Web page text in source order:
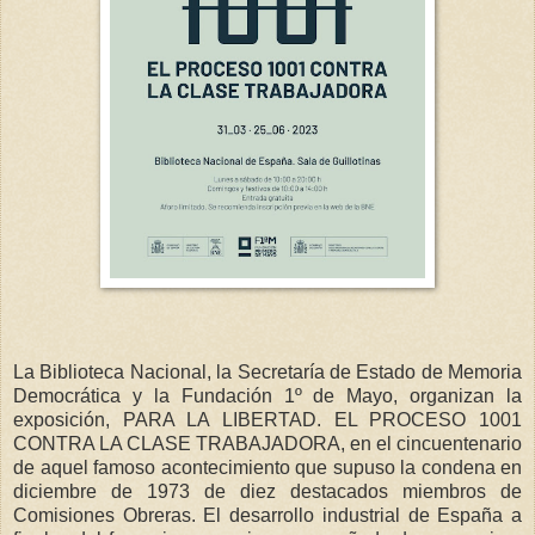
La Biblioteca Nacional, la Secretaría de Estado de Memoria
Democrática y la Fundación 1º de Mayo, organizan la
exposición, PARA LA LIBERTAD. EL PROCESO 1001
CONTRA LA CLASE TRABAJADORA, en el cincuentenario
de aquel famoso acontecimiento que supuso la condena en
diciembre de 1973 de diez destacados miembros de
Comisiones Obreras. El desarrollo industrial de España a